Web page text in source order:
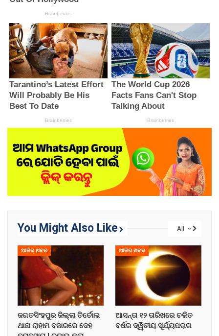
All
You Might Also Like
ଆଜିର ଖବର
ଜଗତସିଂହପୁର ଜିଲ୍ଲା ତିର୍ତୋଲ
ଥାନା ରାହାମ ବଜାରରେ ଦେହ
ଆଜିର ଖବର
ଆସନ୍ତା ୧୨ ତାରିଖରେ ଚଳିତ
ବର୍ଷର ଦ୍ୱିତୀୟ ସୂର୍ଯ୍ୟପରାଗ